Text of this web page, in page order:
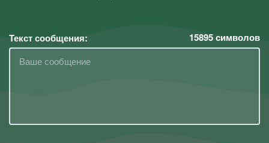
Текст сообщения: 15895символов